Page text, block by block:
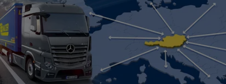
Европа
Централна Азия
Русия